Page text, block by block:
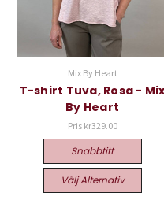
Mix By Heart
T-shirt Tuva, Rosa - Mix
By Heart
Pris kr329.00
Snabbtitt
Välj Alternativ